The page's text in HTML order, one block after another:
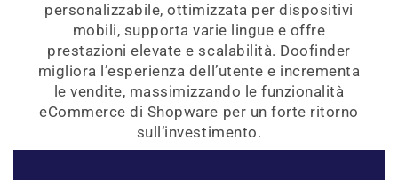
personalizzabile, ottimizzata per dispositivi
mobili, supporta varie lingue e offre
prestazioni elevate e scalabilità. Doofinder
migliora l’esperienza dell’utente e incrementa
le vendite, massimizzando le funzionalità
eCommerce di Shopware per un forte ritorno
sull’investimento.